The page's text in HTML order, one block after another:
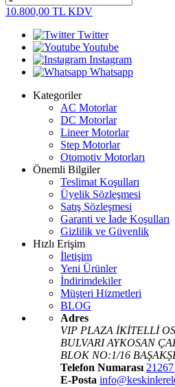
10.800,00 TL KDV
Twitter
Youtube
Instagram
Whatsapp
Kategoriler
AC Motorlar
DC Motorlar
Lineer Motorlar
Step Motorlar
Otomotiv Motorları
Önemli Bilgiler
Teslimat Koşulları
Üyelik Sözleşmesi
Satış Sözleşmesi
Garanti ve İade Koşulları
Gizlilik ve Güvenlik
Hızlı Erişim
İletişim
Yeni Ürünler
İndirimdekiler
Müşteri Hizmetleri
BLOG
Adres
VIP PLAZA İKİTELLİ
BULVARI AYKOSAN
BLOK NO:1/16
Telefon Numarası
E-Posta